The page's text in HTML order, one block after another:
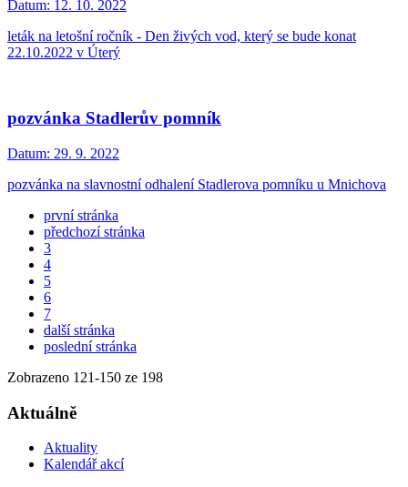
Datum: 12. 10. 2022
leták na letošní ročník - Den živých vod, který se bude konat
22.10.2022 v Úterý
pozvánka Stadlerův pomník
Datum: 29. 9. 2022
pozvánka na slavnostní odhalení Stadlerova pomníku u Mnichova
první stránka
předchozí stránka
3
4
5
6
7
další stránka
poslední stránka
Zobrazeno 121-150 ze 198
Aktuálně
Aktuality
Kalendář akcí